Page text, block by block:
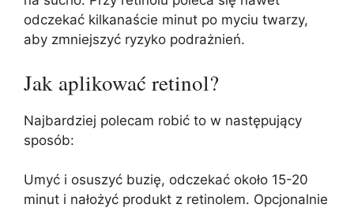
odczekać kilkanaście minut po myciu twarzy,
aby zmniejszyć ryzyko podrażnień.
Jak aplikować retinol?
Najbardziej polecam robić to w następujący
sposób:
Umyć i osuszyć buzię, odczekać około 15-20
minut i nałożyć produkt z retinolem. Opcjonalnie